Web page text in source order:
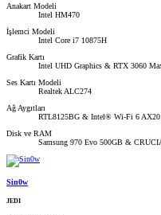
Anakart Modeli
Intel HM470
İşlemci Modeli
Intel Core i7 10875H
Grafik Kartı
Intel UHD Graphics & RTX 3060
Ses Kartı Modeli
Realtek ALC274
Ağ Aygıtları
RTL8125BG & Intel® Wi-Fi 6
Disk ve RAM
Samsung 970 Evo 500GB &
Sin0w
JEDI